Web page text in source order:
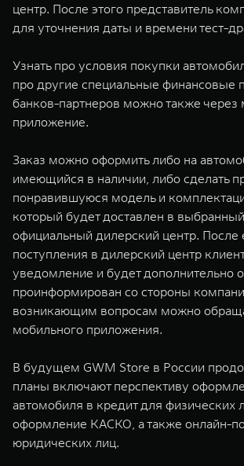
центр. После этого представитель
для уточнения даты и времени тест-
Узнать про условия покупки
про другие специальные финансовые
банков-партнеров можно также через
приложение.
Заказ можно оформить либо на
имеющийся в наличии, либо сделать
понравившуюся модель и
который будет доставлен в
официальный дилерский центр. После
поступления в дилерский центр
уведомление и будет дополнительно
проинформирован со стороны
возникающим вопросам можно
мобильного приложения.
В будущем GWM Store в России
планы включают перспективу
автомобиля в кредит для физических
оформление КАСКО, а также онлайн-
юридических лиц.